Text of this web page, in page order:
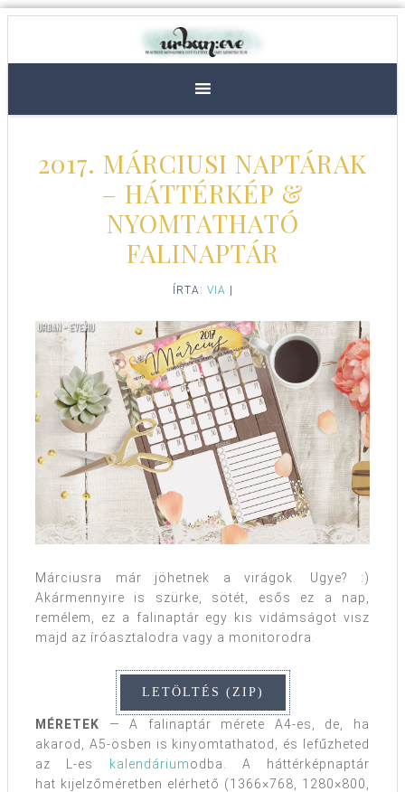
2017. MÁRCIUSI NAPTÁRAK
– HÁTTÉRKÉP &
NYOMTATHATÓ
FALINAPTÁR
ÍRTA: VIA
Márciusra már jöhetnek a virágok. Ugye? :)
Akármennyire is szürke, sötét, esős ez a nap,
remélem, ez a falinaptár egy kis vidámságot visz
majd az íróasztalodra vagy a monitorodra.
MÉRETEK — A falinaptár mérete A4-es, de, ha
akarod, A5-ösben is kinyomtathatod, és lefűzheted
az L-es
kalendáriumodba. A háttérképnaptár
hat kijelzőméretben elérhető (1366×768, 1280×800,